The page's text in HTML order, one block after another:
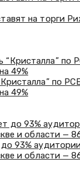
на торги
по
49%
93%
и области —